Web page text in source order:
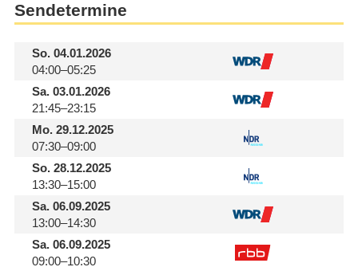
Sendetermine
So.04.01.2026
04:00–05:25
Sa.03.01.2026
21:45–23:15
Mo.29.12.2025
07:30–09:00
So.28.12.2025
13:30–15:00
Sa.06.09.2025
13:00–14:30
Sa.06.09.2025
09:00–10:30